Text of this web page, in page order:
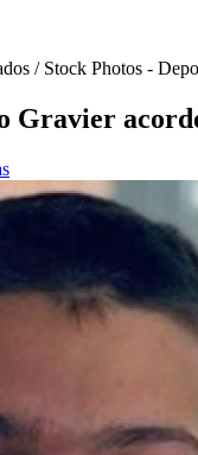
/ Stock Photos -
Gravier